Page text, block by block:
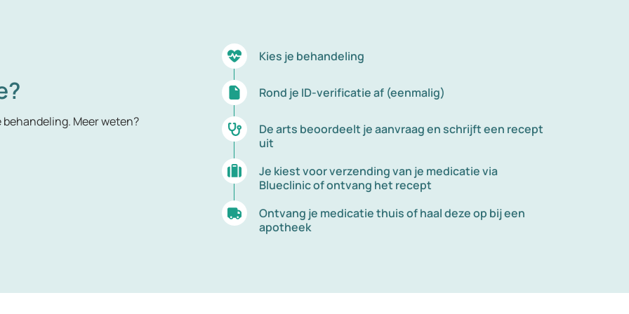
Meer weten?
Kies je behandeling
Rond je ID-verificatie af (eenmalig)
De arts beoordeelt je aanvraag en schrijft een recept
uit
Je kiest voor verzending van je medicatie via
Blueclinic of ontvang het recept
Ontvang je medicatie thuis of haal deze op bij een
apotheek